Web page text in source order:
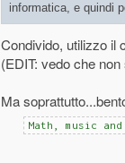
informatica, e quindi
Condivido, utilizzo il
(EDIT: vedo che
Ma
Math, music and